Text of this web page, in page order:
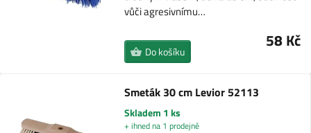
vůči agresivnímu…
58 Kč
Do košíku
Smeták 30 cm Levior 52113
Skladem 1 ks
+ ihned na 1 prodejně